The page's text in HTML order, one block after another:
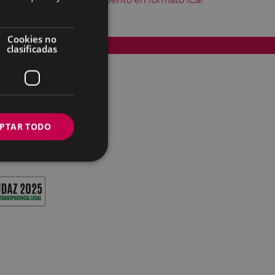
Accesibilidad
Cookies no
clasificadas
TODO